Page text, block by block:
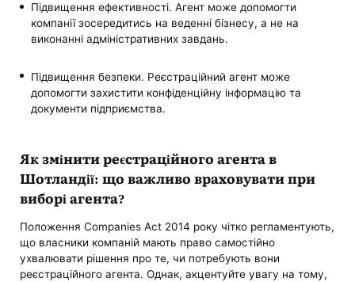
Підвищення ефективності. Агент може допомогти
компанії зосередитись на веденні бізнесу, а не на
виконанні адміністративних завдань.
Підвищення безпеки. Реєстраційний агент може
допомогти захистити конфіденційну інформацію та
документи підприємства.
Як змінити реєстраційного агента в
Шотландії: що важливо враховувати при
виборі агента?
Положення Companies Act 2014 року чітко регламентують,
що власники компаній мають право самостійно
ухвалювати рішення про те, чи потребують вони
реєстраційного агента. Однак, акцентуйте увагу на тому,